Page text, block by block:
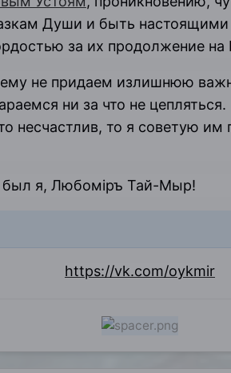
Души и быть
за их продолжение на
не придаем излишнюю
ни за что не цепляться.
несчастлив, то я советую им
я, Любомiръ Тай-Мыр!
https://vk.com/oykmir